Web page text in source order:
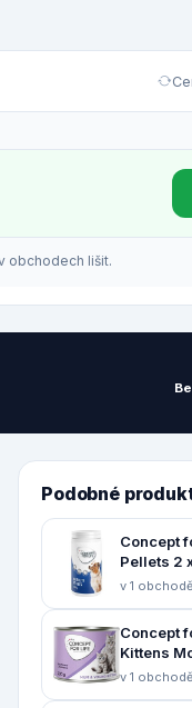
obchodech lišit.
Podobné
Concept
Pellets 2
v 1 obchodě
Concept
Kittens
v 1 obchodě